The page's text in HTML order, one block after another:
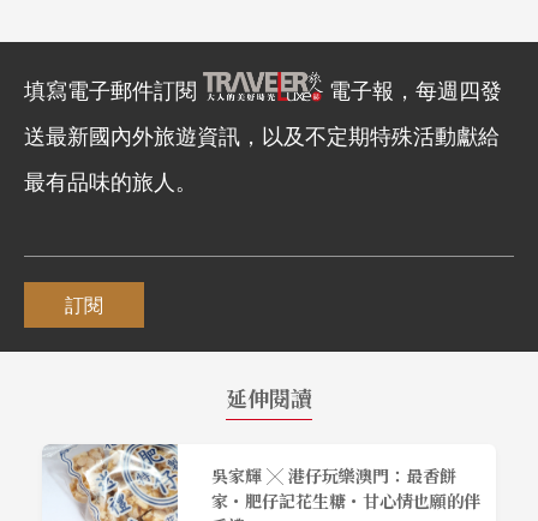
填寫電子郵件訂閱
電子報，每週四發
送最新國內外旅遊資訊，以及不定期特殊活動獻給
最有品味的旅人。
訂閱
延伸閱讀
吳家輝 ╳ 港仔玩樂澳門：最香餅
家・肥仔記花生糖・甘心情也願的伴